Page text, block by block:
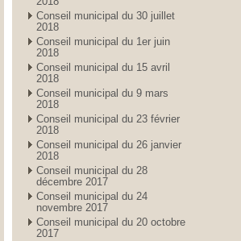
Conseil municipal du 30 juillet
2018
Conseil municipal du 1er juin
2018
Conseil municipal du 15 avril
2018
Conseil municipal du 9 mars
2018
Conseil municipal du 23 février
2018
Conseil municipal du 26 janvier
2018
Conseil municipal du 28
décembre 2017
Conseil municipal du 24
novembre 2017
Conseil municipal du 20 octobre
2017